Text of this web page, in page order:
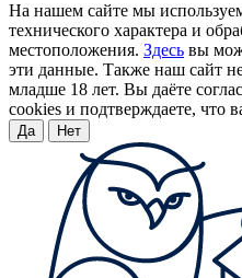
На нашем сайте мы
технического характера и
местоположения. Здесь вы
эти данные. Также наш сайт
младше 18 лет. Вы даёте
cookies и подтверждаете, что
Да Нет